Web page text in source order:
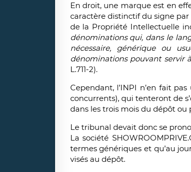
En droit, une marque est en
caractère distinctif du signe
de la Propriété Intellectuelle
dénominations qui, dans le
nécessaire, générique ou
dénominations pouvant servir
L.711-2).
Cependant, l’INPI n’en fait
concurrents), qui tenteront de
dans les trois mois du dépôt ou
Le tribunal devait donc se
La société
termes génériques et qu’au
visés au dépôt.